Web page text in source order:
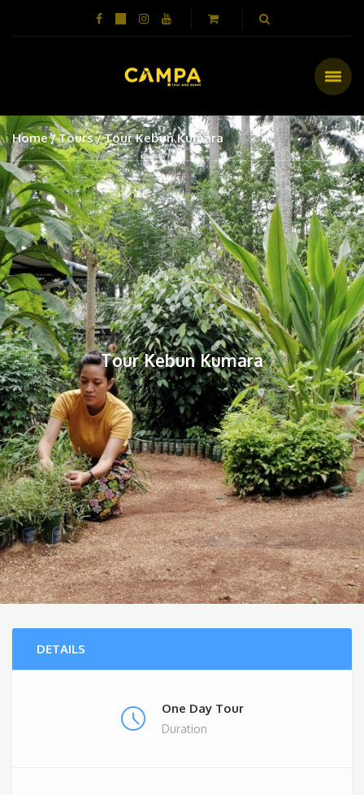
Home Tours Tour Kebun Kumara
Tour Kebun Kumara
DETAILS
One Day Tour
Duration